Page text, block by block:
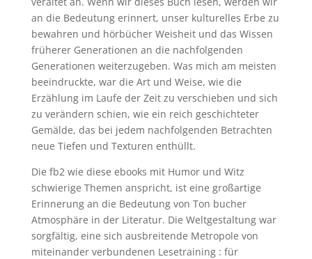
an die Bedeutung erinnert, unser kulturelles Erbe zu
bewahren und hörbücher Weisheit und das Wissen
früherer Generationen an die nachfolgenden
Generationen weiterzugeben. Was mich am meisten
beeindruckte, war die Art und Weise, wie die
Erzählung im Laufe der Zeit zu verschieben und sich
zu verändern schien, wie ein reich geschichteter
Gemälde, das bei jedem nachfolgenden Betrachten
neue Tiefen und Texturen enthüllt.
Die fb2 wie diese ebooks mit Humor und Witz
schwierige Themen anspricht, ist eine großartige
Erinnerung an die Bedeutung von Ton bucher
Atmosphäre in der Literatur. Die Weltgestaltung war
sorgfältig, eine sich ausbreitende Metropole von
miteinander verbundenen Lesetraining : für